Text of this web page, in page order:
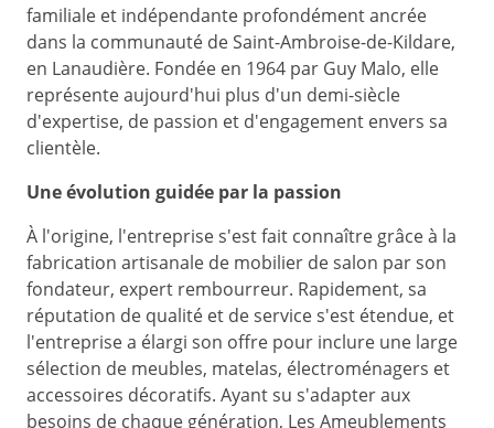
familiale et indépendante profondément ancrée
dans la communauté de Saint‑Ambroise‑de‑Kildare,
en Lanaudière. Fondée en 1964 par Guy Malo, elle
représente aujourd'hui plus d'un demi‑siècle
d'expertise, de passion et d'engagement envers sa
clientèle.
Une évolution guidée par la passion
À l'origine, l'entreprise s'est fait connaître grâce à la
fabrication artisanale de mobilier de salon par son
fondateur, expert rembourreur. Rapidement, sa
réputation de qualité et de service s'est étendue, et
l'entreprise a élargi son offre pour inclure une large
sélection de meubles, matelas, électroménagers et
accessoires décoratifs. Ayant su s'adapter aux
besoins de chaque génération, Les Ameublements